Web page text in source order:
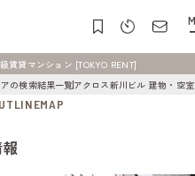
賃貸マンション [TOKYO RENT]
の検索結果一覧アクロス新川ビル 建物・空
MAP